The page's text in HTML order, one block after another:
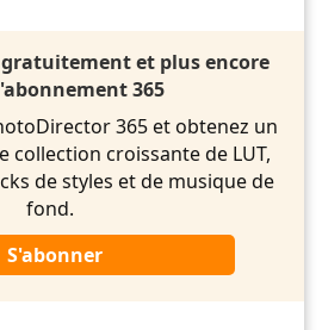
gratuitement et plus encore
365
365 et obtenez un
collection croissante de LUT,
de styles et de musique de
fond.
S'abonner